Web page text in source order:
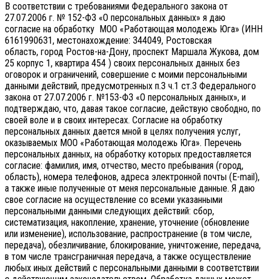
В соответствии с требованиями Федерального закона от
27.07.2006 г. № 152-ФЗ «О персональных данных» я даю
согласие на обработку МОО «Работающая молодежь Юга» (ИНН
6161990631, местонахождение: 344049, Ростовская
область, город Ростов-на-Дону, проспект Маршала Жукова, дом
25 корпус 1, квартира 454 ) своих персональных данных без
оговорок и ограничений, совершение с моими персональными
данными действий, предусмотренных п.3 ч.1 ст.3 Федерального
закона от 27.07.2006 г. №153-ФЗ «О персональных данных», и
подтверждаю, что, давая такое согласие, действую свободно, по
своей воле и в своих интересах. Согласие на обработку
персональных данных дается мной в целях получения услуг,
оказываемых МОО «Работающая молодежь Юга». Перечень
персональных данных, на обработку которых предоставляется
согласие: фамилия, имя, отчество, место пребывания (город,
область), номера телефонов, адреса электронной почты (E-mail),
а также иные полученные от меня персональные данные. Я даю
свое согласие на осуществление со всеми указанными
персональными данными следующих действий: сбор,
систематизация, накопление, хранение, уточнение (обновление
или изменение), использование, распространение (в том числе,
передача), обезличивание, блокирование, уничтожение, передача,
в том числе трансграничная передача, а также осуществление
любых иных действий с персональными данными в соответствии